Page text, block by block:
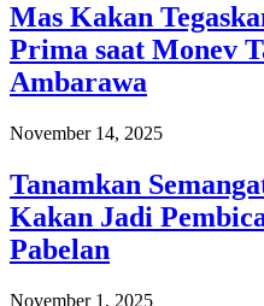
Mas Kakan
Prima saat Monev
Ambarawa
November 14, 2025
Tanamkan
Kakan Jadi
Pabelan
November 1, 2025